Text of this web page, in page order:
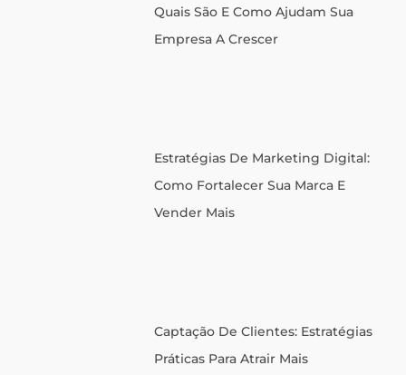
Quais São E Como Ajudam Sua
Empresa A Crescer
Estratégias De Marketing Digital:
Como Fortalecer Sua Marca E
Vender Mais
Captação De Clientes: Estratégias
Práticas Para Atrair Mais